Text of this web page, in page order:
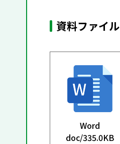
資料ファイル
Word
doc/335.0KB